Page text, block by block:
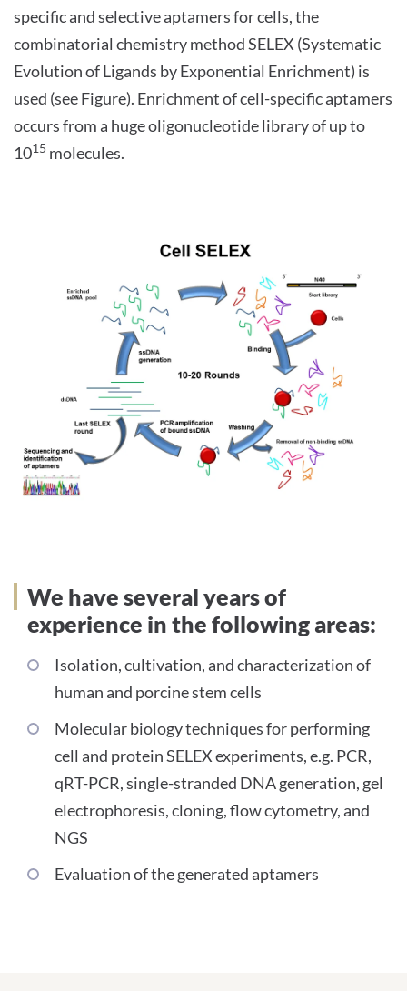
specific and selective aptamers for cells, the
combinatorial chemistry method SELEX (Systematic
Evolution of Ligands by Exponential Enrichment) is
used (see Figure). Enrichment of cell-specific aptamers
occurs from a huge oligonucleotide library of up to
1015 molecules.
We have several years of
experience in the following areas:
We have several years of
experience in the following areas:
Isolation, cultivation, and characterization of
human and porcine stem cells
Molecular biology techniques for performing
cell and protein SELEX experiments, e.g. PCR,
qRT-PCR, single-stranded DNA generation, gel
electrophoresis, cloning, flow cytometry, and
NGS
Evaluation of the generated aptamers